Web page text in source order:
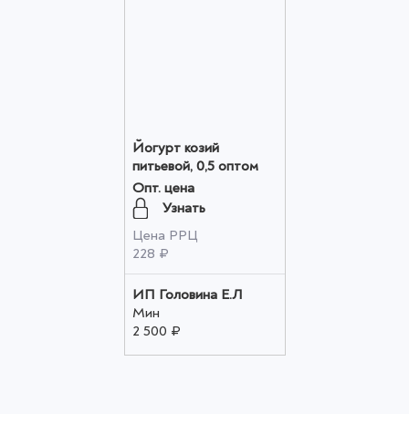
Йогурт козий
питьевой, 0,5 оптом
Опт. цена
Узнать
Цена РРЦ
228 ₽
ИП Головина Е.Л
Мин
2 500 ₽